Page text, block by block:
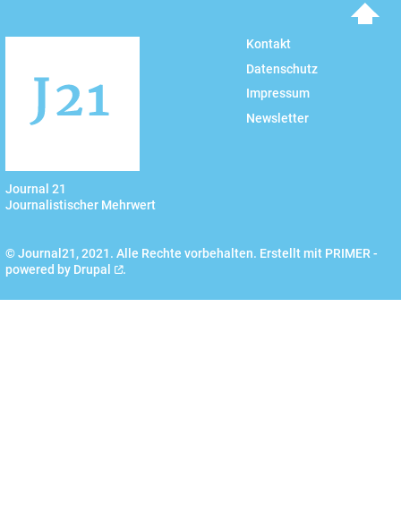
Journal 21
Journalistischer Mehrwert
Kontakt
Datenschutz
Impressum
Newsletter
© Journal21, 2021. Alle Rechte vorbehalten. Erstellt mit PRIMER -
powered by Drupal .